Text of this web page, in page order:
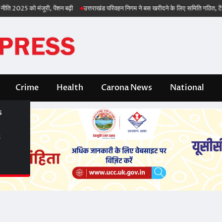
को मंजूरी, पेंशन बढ़ी उत्तराखंड परिवहन निगम ने बस खरीदने के लिए समिति गठित, टेंडर
Crime Health Carona News National